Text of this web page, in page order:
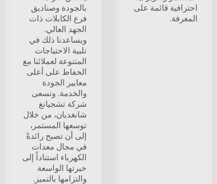
احترافية قائمة على
المعرفة.
بالجودة وصناديق
فرع الكابلات ذات
الجهد العالي.
ويساعدنا ذلك في
تلبية الاحتياجات
المتنوعة لعملائنا مع
الحفاظ على أعلى
معايير الجودة
والخدمة. وتسعى
شركة تشجيانغ
شانغديان، من خلال
توسعها المستمر،
إلى أن تصبح رائدةً
في مجال معدات
الكهرباء استناداً إلى
خبرتها الواسعة
والتزامها بالتميز.